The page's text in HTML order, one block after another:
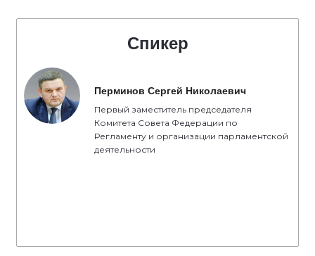
Спикер
Перминов Сергей Николаевич
Первый заместитель председателя
Комитета Совета Федерации по
Регламенту и организации парламентской
деятельности